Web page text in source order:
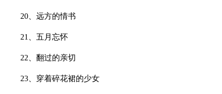
20、远方的情书
21、五月忘怀
22、翻过的亲切
23、穿着碎花裙的少女